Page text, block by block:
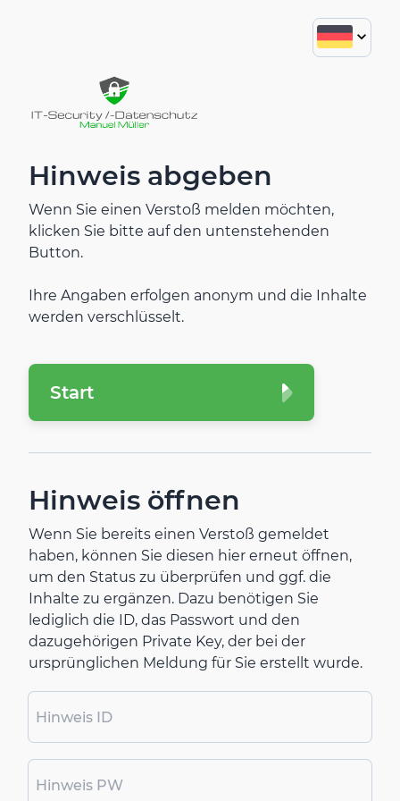
Hinweis abgeben
Wenn Sie einen Verstoß melden möchten,
klicken Sie bitte auf den untenstehenden
Button.
Ihre Angaben erfolgen anonym und die Inhalte
werden verschlüsselt.
Start
Hinweis öffnen
Wenn Sie bereits einen Verstoß gemeldet
haben, können Sie diesen hier erneut öffnen,
um den Status zu überprüfen und ggf. die
Inhalte zu ergänzen. Dazu benötigen Sie
lediglich die ID, das Passwort und den
dazugehörigen Private Key, der bei der
ursprünglichen Meldung für Sie erstellt wurde.